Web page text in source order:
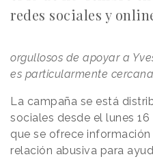
redes sociales y
orgullosos de apoyar a
es particularmente
La campaña se está
sociales desde el lunes
que se ofrece
relación abusiva para